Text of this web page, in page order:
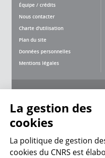
Équipe / crédits
Nous contacter
Charte d'utilisation
Plan du site
Données personnelles
Mentions légales
La gestion des
cookies
La politique de gestion
cookies du CNRS est